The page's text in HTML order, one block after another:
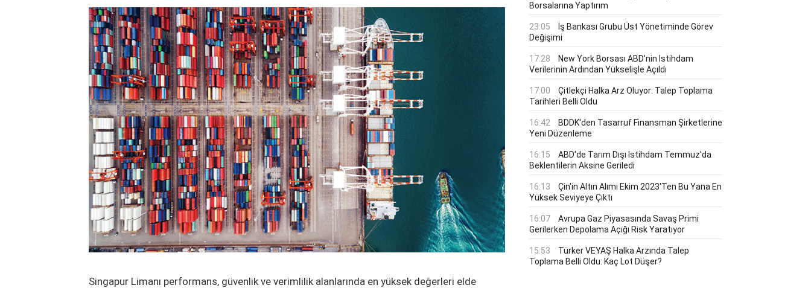
Singapur Limanı performans, güvenlik ve verimlilik alanlarında en yüksek değerleri elde
Borsalarına Yaptırım
23:05
İş Bankası Grubu Üst Yönetiminde Görev
Değişimi
17:28
New York Borsası ABD'nin Istihdam
Verilerinin Ardından Yükselişle Açıldı
17:00
Çitlekçi Halka Arz Oluyor: Talep Toplama
Tarihleri Belli Oldu
16:42
BDDK'den Tasarruf Finansman Şirketlerine
Yeni Düzenleme
16:15
ABD'de Tarım Dışı Istihdam Temmuz'da
Beklentilerin Aksine Geriledi
16:13
Çin'in Altın Alımı Ekim 2023'ten Bu Yana En
Yüksek Seviyeye Çıktı
16:07
Avrupa Gaz Piyasasında Savaş Primi
Gerilerken Depolama Açığı Risk Yaratıyor
15:53
Türker VEYAŞ Halka Arzında Talep
Toplama Belli Oldu: Kaç Lot Düşer?